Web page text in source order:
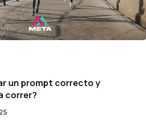
un prompt correcto y
correr?